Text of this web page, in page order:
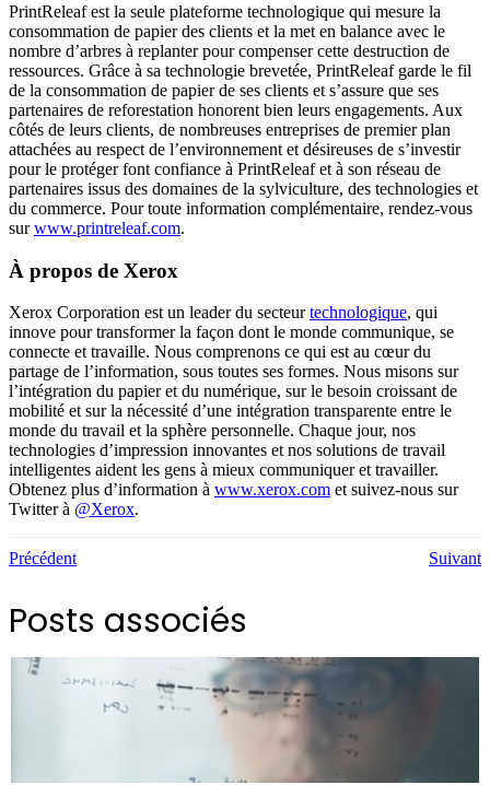
PrintReleaf est la seule plateforme technologique qui mesure la
consommation de papier des clients et la met en balance avec le
nombre d’arbres à replanter pour compenser cette destruction de
ressources. Grâce à sa technologie brevetée, PrintReleaf garde le fil
de la consommation de papier de ses clients et s’assure que ses
partenaires de reforestation honorent bien leurs engagements. Aux
côtés de leurs clients, de nombreuses entreprises de premier plan
attachées au respect de l’environnement et désireuses de s’investir
pour le protéger font confiance à PrintReleaf et à son réseau de
partenaires issus des domaines de la sylviculture, des technologies et
du commerce. Pour toute information complémentaire, rendez-vous
surwww.printreleaf.com.
À propos de Xerox
Xerox Corporation est un leader du secteurtechnologique, qui
innove pour transformer la façon dont le monde communique, se
connecte et travaille. Nous comprenons ce qui est au cœur du
partage de l’information, sous toutes ses formes. Nous misons sur
l’intégration du papier et du numérique, sur le besoin croissant de
mobilité et sur la nécessité d’une intégration transparente entre le
monde du travail et la sphère personnelle. Chaque jour, nos
technologies d’impression innovantes et nos solutions de travail
intelligentes aident les gens à mieux communiquer et travailler.
Obtenez plus d’information à www.xerox.com et suivez-nous sur
Twitter à @Xerox.
Précédent Suivant
Posts associés